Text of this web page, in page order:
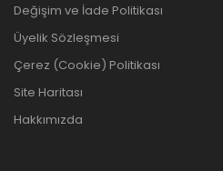
Değişim ve İade Politikası
Üyelik Sözleşmesi
Çerez (Cookie) Politikası
Site Haritası
Hakkımızda